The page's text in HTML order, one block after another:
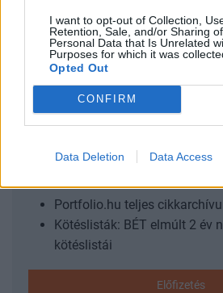
I want to opt-out of Collection,
Retention, Sale, and/or Sharing
Personal Data that Is Unrelated
Purposes for which it was
Opted Out
CONFIRM
Data Deletion Data Access
besorolását BBB szinten, negatív
hitelminősítő...
KEDVES OLVASÓNK!
A keresett cikk a portfolio.hu
regisztrációhoz kötött.
Az előfizetés a következőket
Portfolio.hu teljes
Kötéslisták: BÉT elmúlt 2 év
kötéslistái
Előfizetés